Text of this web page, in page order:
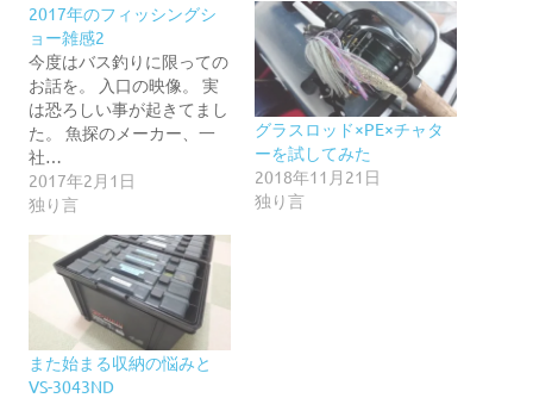
2017年のフィッシングシ
ョー雑感2
今度はバス釣りに限っての
お話を。 入口の映像。 実
は恐ろしい事が起きてまし
た。 魚探のメーカー、一
社…
2017年2月1日
独り言
グラスロッド×PE×チャタ
ーを試してみた
2018年11月21日
独り言
また始まる収納の悩みと
VS-3043ND